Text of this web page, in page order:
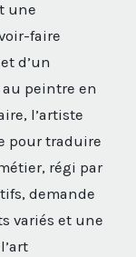
une
faire
d’un
peintre en
l’artiste
pour traduire
régi par
demande
variés et une